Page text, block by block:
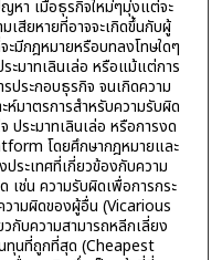
หา เมื่อธุรกิจใหม่ๆมุ่งแต่จะ
เสียหายที่อาจจะเกิดขึ้นกับผู้
ะมีกฎหมายหรือบทลงโทษใดๆ
ะมาทเลินเล่อ หรือแม้แต่การ
ประกอบธุรกิจ จนเกิดความ
ห์มาตรการสำหรับความรับผิด
ประมาทเลินเล่อ หรือการงด
โดยศึกษากฎหมายและ
ระเทศที่เกี่ยวข้องกับความ
เช่น ความรับผิดเพื่อการกระ
วามผิดของผู้อื่น (Vicarious
กับความสามารถหลีกเลี่ยง
นทุนที่ถูกที่สุด (Cheapest